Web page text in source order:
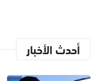
أحدث الأخبار